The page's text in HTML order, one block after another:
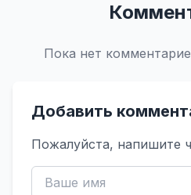
Пока нет
Добавить
Пожалуйста, напишите